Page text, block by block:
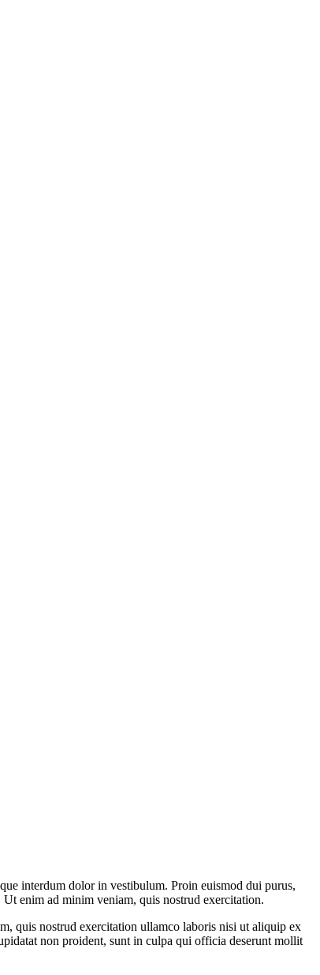
interdum dolor in vestibulum. Proin euismod dui purus,
enim ad minim veniam, quis nostrud exercitation.
quis nostrud exercitation ullamco laboris nisi ut aliquip ex
non proident, sunt in culpa qui officia deserunt mollit